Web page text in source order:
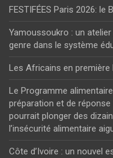
FESTIFÉES Paris 2026: le
Yamoussoukro : un
genre dans le système
Les Africains en
Le Programme
préparation et de réponse
pourrait plonger des
l’insécurité alimentaire
Côte d’Ivoire : un nouvel